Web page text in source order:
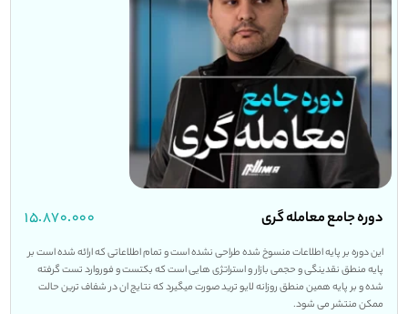
دوره جامع معامله گری ۱۵.۸۷۰.۰۰۰
این دوره بر پایه اطلاعات منسوخ شده طراحی نشده است و تمام اطلاعاتی که ارائه شده است بر
پایه منطق نقدینگی و حجمی بازار و استراتژی هایی است که بکتست و فوروارد تست گرفته
شده و بر پایه همین منطق روزانه لایو ترید صورت میگیرد که نتایج ان در شفاف ترین حالت
ممکن منتشر می شود.